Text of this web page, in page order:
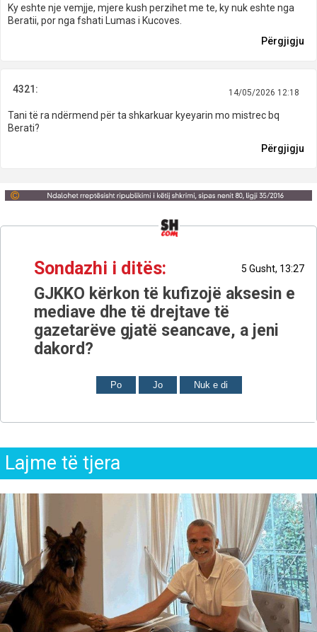
Ky eshte nje vemjje, mjere kush perzihet me te, ky nuk eshte nga
Beratii, por nga fshati Lumas i Kucoves.
Përgjigju
4321: 14/05/2026 12:18
Tani të ra ndërmend për ta shkarkuar kyeyarin mo mistrec bq
Berati?
Përgjigju
Sondazhi i ditës: 5 Gusht, 13:27
GJKKO kërkon të kufizojë aksesin e
mediave dhe të drejtave të
gazetarëve gjatë seancave, a jeni
dakord?
Po Jo Nuk e di
Lajme të tjera